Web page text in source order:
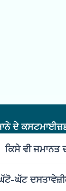
ਦੇ
ਕਿਸੇ ਵੀ ਜਮਾਨਤ
ਘੱਟ